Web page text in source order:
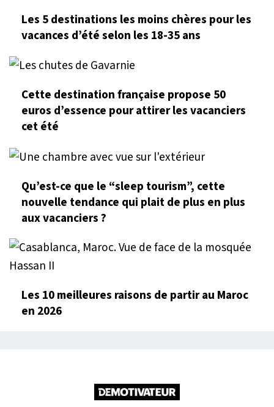
Les 5 destinations les moins chères pour les
vacances d’été selon les 18-35 ans
Cette destination française propose 50
euros d’essence pour attirer les vacanciers
cet été
Qu’est-ce que le “sleep tourism”, cette
nouvelle tendance qui plait de plus en plus
aux vacanciers ?
Les 10 meilleures raisons de partir au Maroc
en 2026